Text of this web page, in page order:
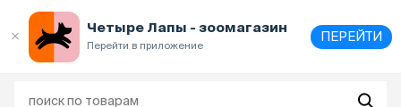
Четыре Лапы - зоомагазин
Перейти в приложение
ПЕРЕЙТИ